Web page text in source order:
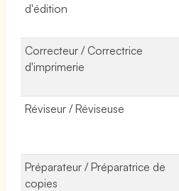
d'édition
Correcteur / Correctrice
d'imprimerie
Réviseur / Réviseuse
Préparateur / Préparatrice de
copies